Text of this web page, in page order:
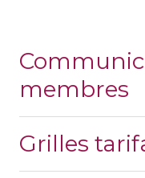
membres
Grilles